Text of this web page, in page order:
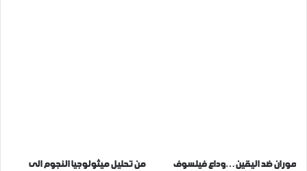
موران ضد اليقين…وداع فيلسوف
من تحليل ميثولوجيا النجوم الى